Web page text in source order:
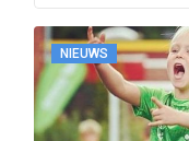
NIEUWS